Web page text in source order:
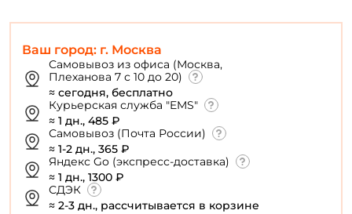
Ваш город: г. Москва
Самовывоз из офиса (Москва,
Плеханова 7 с 10 до 20)
≈ сегодня, бесплатно
Курьерская служба "EMS"
≈ 1 дн., 485 ₽
Самовывоз (Почта России)
≈ 1-2 дн., 365 ₽
Яндекс Go (экспресс-доставка)
≈ 1 дн., 1300 ₽
СДЭК
≈ 2-3 дн., рассчитывается в корзине